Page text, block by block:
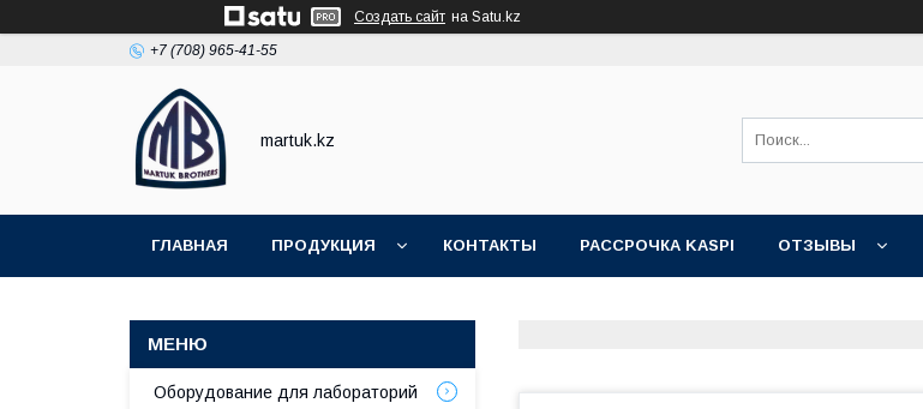
Создать сайт на Satu.kz
+7 (708) 965-41-55
martuk.kz
ГЛАВНАЯ ПРОДУКЦИЯ КОНТАКТЫ РАССРОЧКА KASPI ОТЗЫВЫ
Оборудование для лабораторий